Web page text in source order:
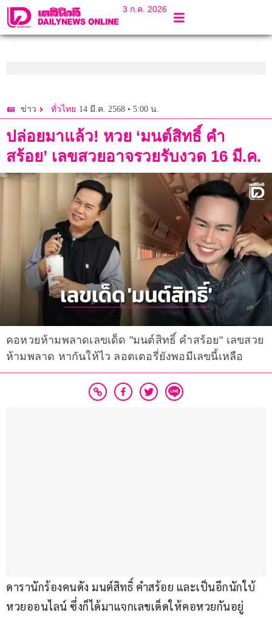
3 ก.ค. 2026
ข่าว ทั่วไทย 14 มี.ค. 2568 • 5:00 น.
ปล่อยมาแล้ว! หวย ‘มนต์สิทธิ์ คำ
สร้อย’ เลขสวยอาจรวยรับงวด 16 มี.ค.
คอหวยห้ามพลาดเลขเด็ด "มนต์สิทธิ์ คำสร้อย" เลขสวย
ห้ามพลาด หากันให้ไว ลอตเตอรี่ยังพอมีเลขนี้เหลือ
ดารานักร้องคนดัง มนต์สิทธิ์ คำสร้อย และเป็นอีกนักใบ้
หวยออนไลน์ ซึ่งก็ได้มาแจกเลขเด็ดให้คอหวยกันอยู่